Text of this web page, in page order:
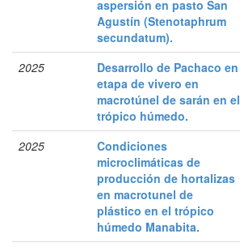
aspersión en pasto San
Agustín (Stenotaphrum
secundatum).
2025
Desarrollo de Pachaco en
etapa de vivero en
macrotúnel de sarán en el
trópico húmedo.
2025
Condiciones
microclimáticas de
producción de hortalizas
en macrotunel de
plástico en el trópico
húmedo Manabita.